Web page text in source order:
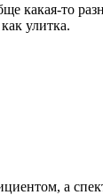
какая-то
улитка.
а